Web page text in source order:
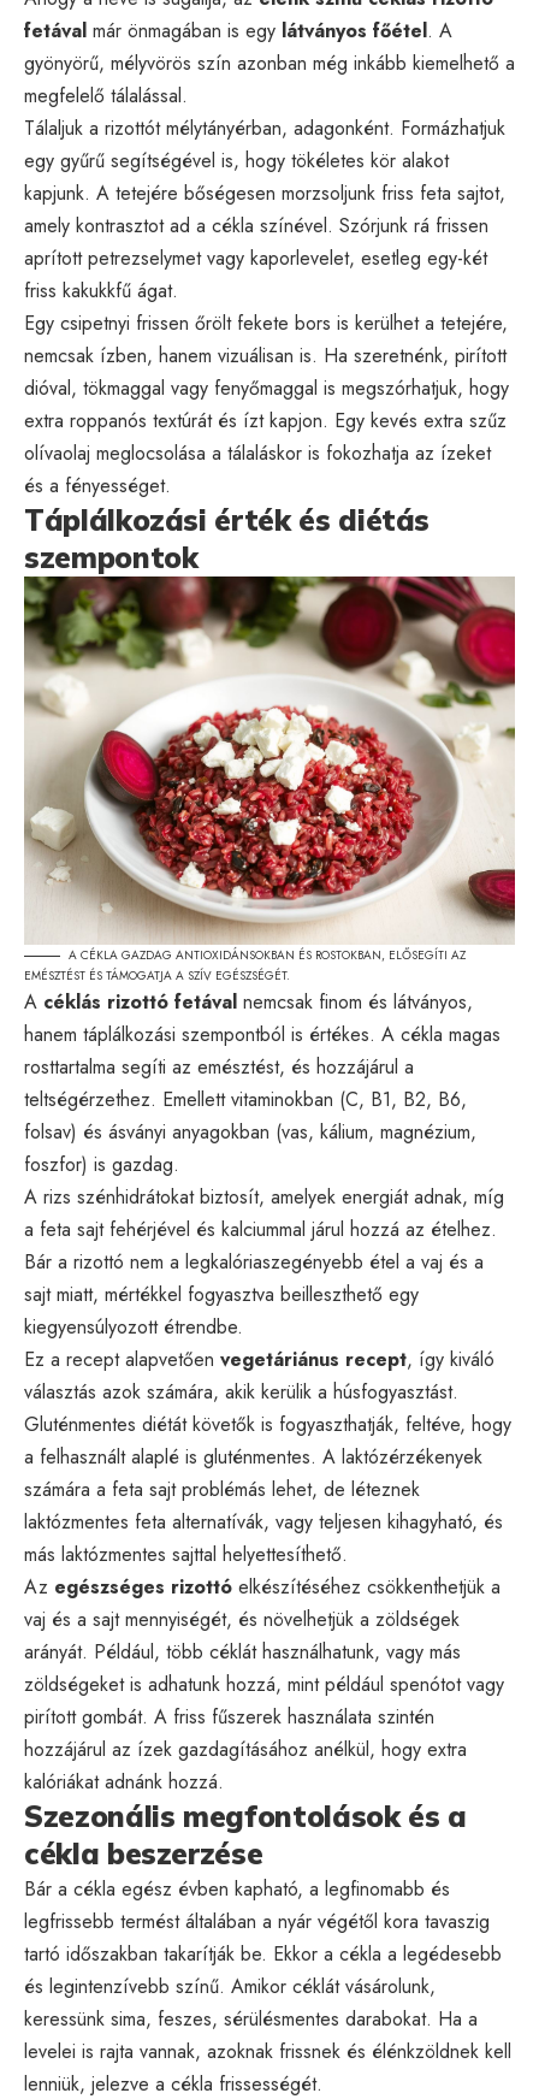
fetával már önmagában is egy látványos főétel. A
gyönyörű, mélyvörös szín azonban még inkább kiemelhető a
megfelelő tálalással.
Tálaljuk a rizottót mélytányérban, adagonként. Formázhatjuk
egy gyűrű segítségével is, hogy tökéletes kör alakot
kapjunk. A tetejére bőségesen morzsoljunk friss feta sajtot,
amely kontrasztot ad a cékla színével. Szórjunk rá frissen
aprított petrezselymet vagy kaporlevelet, esetleg egy-két
friss kakukkfű ágat.
Egy csipetnyi frissen őrölt fekete bors is kerülhet a tetejére,
nemcsak ízben, hanem vizuálisan is. Ha szeretnénk, pirított
dióval, tökmaggal vagy fenyőmaggal is megszórhatjuk, hogy
extra roppanós textúrát és ízt kapjon. Egy kevés extra szűz
olívaolaj meglocsolása a tálaláskor is fokozhatja az ízeket
és a fényességet.
Táplálkozási érték és diétás
szempontok
A CÉKLA GAZDAG ANTIOXIDÁNSOKBAN ÉS ROSTOKBAN, ELŐSEGÍTI AZ
EMÉSZTÉST ÉS TÁMOGATJA A SZÍV EGÉSZSÉGÉT.
A céklás rizottó fetával nemcsak finom és látványos,
hanem táplálkozási szempontból is értékes. A cékla magas
rosttartalma segíti az emésztést, és hozzájárul a
teltségérzethez. Emellett vitaminokban (C, B1, B2, B6,
folsav) és ásványi anyagokban (vas, kálium, magnézium,
foszfor) is gazdag.
A rizs szénhidrátokat biztosít, amelyek energiát adnak, míg
a feta sajt fehérjével és kalciummal járul hozzá az ételhez.
Bár a rizottó nem a legkalóriaszegényebb étel a vaj és a
sajt miatt, mértékkel fogyasztva beilleszthető egy
kiegyensúlyozott étrendbe.
Ez a recept alapvetően vegetáriánus recept, így kiváló
választás azok számára, akik kerülik a húsfogyasztást.
Gluténmentes diétát követők is fogyaszthatják, feltéve, hogy
a felhasznált alaplé is gluténmentes. A laktózérzékenyek
számára a feta sajt problémás lehet, de léteznek
laktózmentes feta alternatívák, vagy teljesen kihagyható, és
más laktózmentes sajttal helyettesíthető.
Az egészséges rizottó elkészítéséhez csökkenthetjük a
vaj és a sajt mennyiségét, és növelhetjük a zöldségek
arányát. Például, több céklát használhatunk, vagy más
zöldségeket is adhatunk hozzá, mint például spenótot vagy
pirított gombát. A friss fűszerek használata szintén
hozzájárul az ízek gazdagításához anélkül, hogy extra
kalóriákat adnánk hozzá.
Szezonális megfontolások és a
cékla beszerzése
Bár a cékla egész évben kapható, a legfinomabb és
legfrissebb termést általában a nyár végétől kora tavaszig
tartó időszakban takarítják be. Ekkor a cékla a legédesebb
és legintenzívebb színű. Amikor céklát vásárolunk,
keressünk sima, feszes, sérülésmentes darabokat. Ha a
levelei is rajta vannak, azoknak frissnek és élénkzöldnek kell
lenniük, jelezve a cékla frissességét.